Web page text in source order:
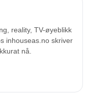
reality, TV-øyeblikk
inhouseas.no skriver
nå.